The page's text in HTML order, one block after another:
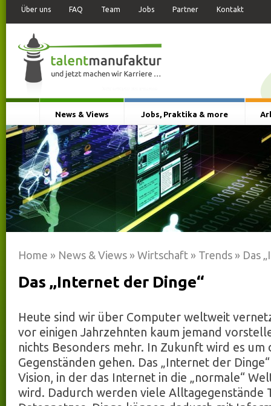
Über uns FAQ Team Jobs Partner Kontakt
News & Views Jobs, Praktika & more
Home » News & Views » Wirtschaft » Trends » Das
Das „Internet der Dinge“
Heute sind wir über Computer weltweit
vor einigen Jahrzehnten kaum jemand
nichts Besonders mehr. In Zukunft wird es um
Gegenständen gehen. Das „Internet der
Vision, in der das Internet in die „normale“
wird. Dadurch werden viele Alltagegenstände